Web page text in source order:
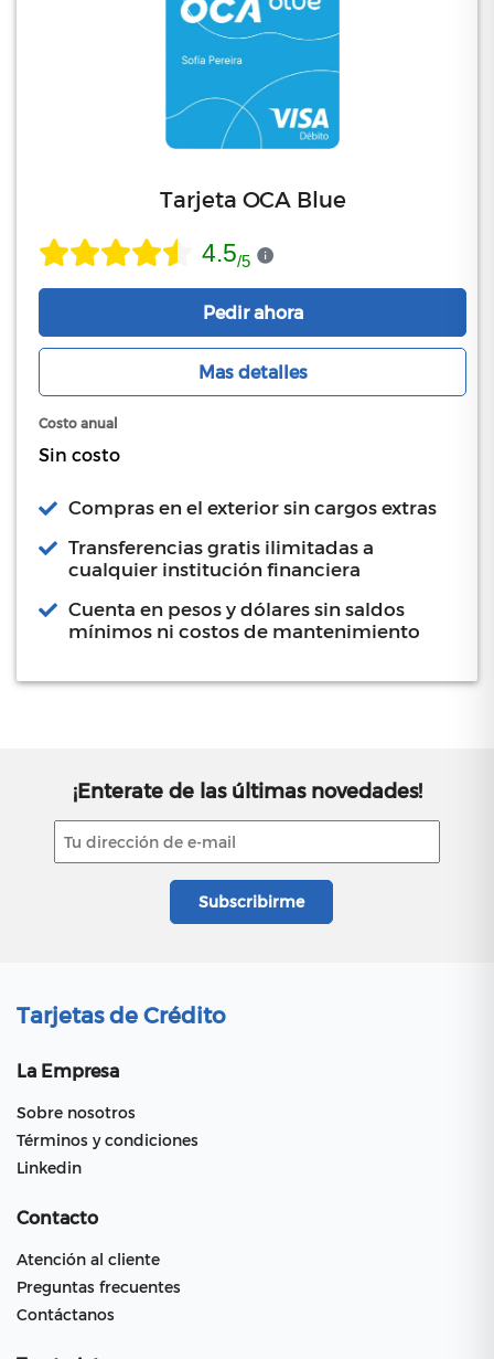
Tarjeta OCA Blue
4.5/5
Pedir ahora
Mas detalles
Costo anual
Sin costo
Compras en el exterior sin cargos extras
Transferencias gratis ilimitadas a
cualquier institución financiera
Cuenta en pesos y dólares sin saldos
mínimos ni costos de mantenimiento
¡Enterate de las últimas novedades!
Tarjetas de Crédito
La Empresa
Sobre nosotros
Términos y condiciones
Linkedin
Contacto
Atención al cliente
Preguntas frecuentes
Contáctanos